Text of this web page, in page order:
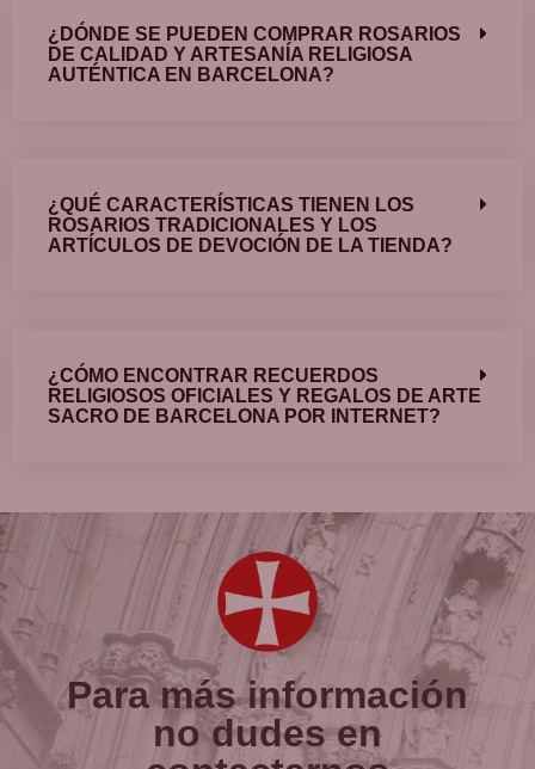
¿DÓNDE SE PUEDEN COMPRAR ROSARIOS
DE CALIDAD Y ARTESANÍA RELIGIOSA
AUTÉNTICA EN BARCELONA?
¿QUÉ CARACTERÍSTICAS TIENEN LOS
ROSARIOS TRADICIONALES Y LOS
ARTÍCULOS DE DEVOCIÓN DE LA TIENDA?
¿CÓMO ENCONTRAR RECUERDOS
RELIGIOSOS OFICIALES Y REGALOS DE ARTE
SACRO DE BARCELONA POR INTERNET?
Para más información
no dudes en